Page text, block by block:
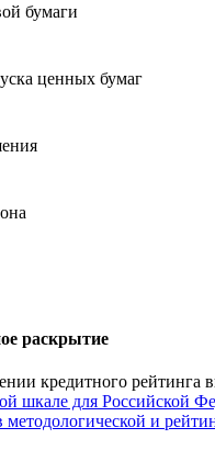
бумаги
ценных бумаг
раскрытие
кредитного
шкале для Российской
и